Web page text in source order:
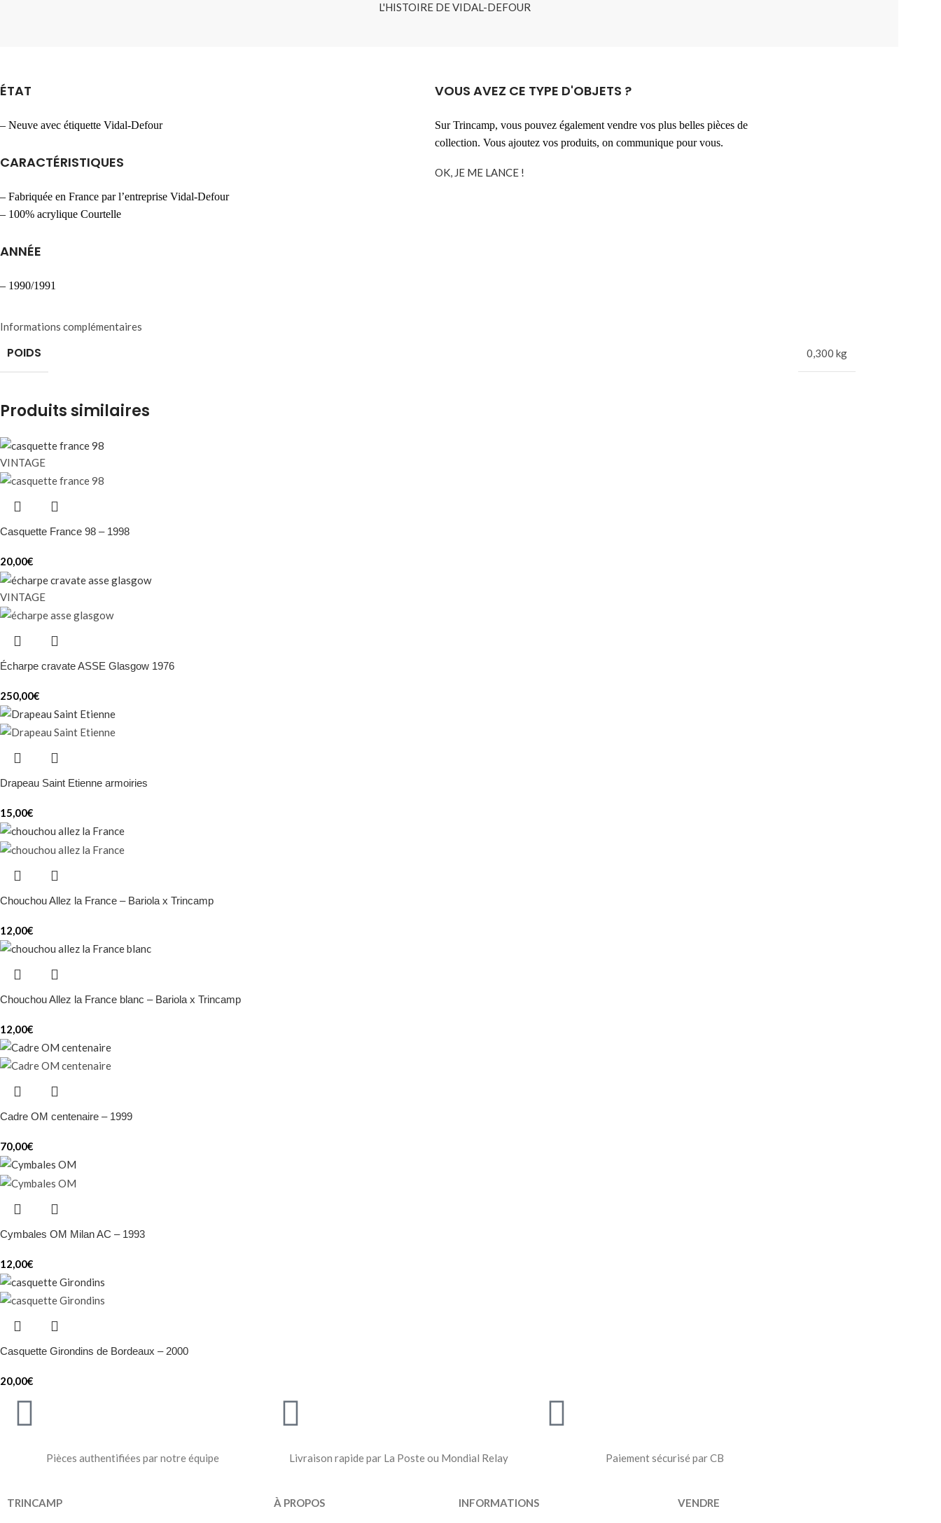
L'HISTOIRE DE VIDAL-DEFOUR
ÉTAT
– Neuve avec étiquette Vidal-Defour
CARACTÉRISTIQUES
– Fabriquée en France par l’entreprise Vidal-Defour
– 100% acrylique Courtelle
ANNÉE
– 1990/1991
VOUS AVEZ CE TYPE D'OBJETS ?
Sur Trincamp, vous pouvez également vendre vos plus belles pièces de
collection. Vous ajoutez vos produits, on communique pour vous.
OK, JE ME LANCE !
Informations complémentaires
POIDS 0,300 kg
Produits similaires
VINTAGE
Casquette France 98 – 1998
20,00€
VINTAGE
Écharpe cravate ASSE Glasgow 1976
250,00€
Drapeau Saint Etienne armoiries
15,00€
Chouchou Allez la France – Bariola x Trincamp
12,00€
Chouchou Allez la France blanc – Bariola x Trincamp
12,00€
Cadre OM centenaire – 1999
70,00€
Cymbales OM Milan AC – 1993
12,00€
Casquette Girondins de Bordeaux – 2000
20,00€
Pièces authentifiées par notre équipe Livraison rapide par La Poste ou Mondial Relay Paiement sécurisé par CB
TRINCAMP À PROPOS INFORMATIONS VENDRE